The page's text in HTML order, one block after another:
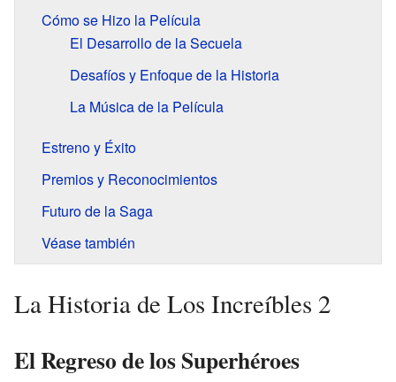
Cómo se Hizo la Película
El Desarrollo de la Secuela
Desafíos y Enfoque de la Historia
La Música de la Película
Estreno y Éxito
Premios y Reconocimientos
Futuro de la Saga
Véase también
La Historia de Los Increíbles 2
El Regreso de los Superhéroes